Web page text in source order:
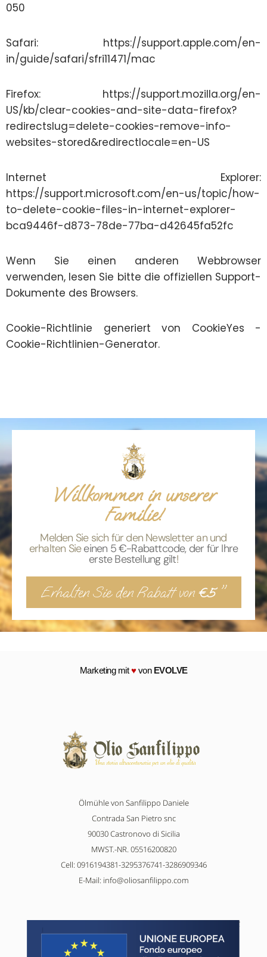
050
Safari: https://support.apple.com/en-
in/guide/safari/sfri11471/mac
Firefox: https://support.mozilla.org/en-
US/kb/clear-cookies-and-site-data-firefox?
redirectslug=delete-cookies-remove-info-
websites-stored&redirectlocale=en-US
Internet Explorer:
https://support.microsoft.com/en-us/topic/how-
to-delete-cookie-files-in-internet-explorer-
bca9446f-d873-78de-77ba-d42645fa52fc
Wenn Sie einen anderen Webbrowser
verwenden, lesen Sie bitte die offiziellen Support-
Dokumente des Browsers.
Cookie-Richtlinie generiert von CookieYes -
Cookie-Richtlinien-Generator.
Willkommen in unserer
Familie!
Melden Sie sich für den Newsletter an und
erhalten Sieeinen 5 €-Rabattcode, der für Ihre
erste Bestellung gilt!
Erhalten Sie den Rabatt von€5"
Marketing mit♥von EVOLVE
Ölmühle von Sanfilippo Daniele
Contrada San Pietro snc
90030 Castronovo di Sicilia
MWST.-NR. 05516200820
Cell: 0916194381-3295376741-3286909346
E-Mail: info@oliosanfilippo.com